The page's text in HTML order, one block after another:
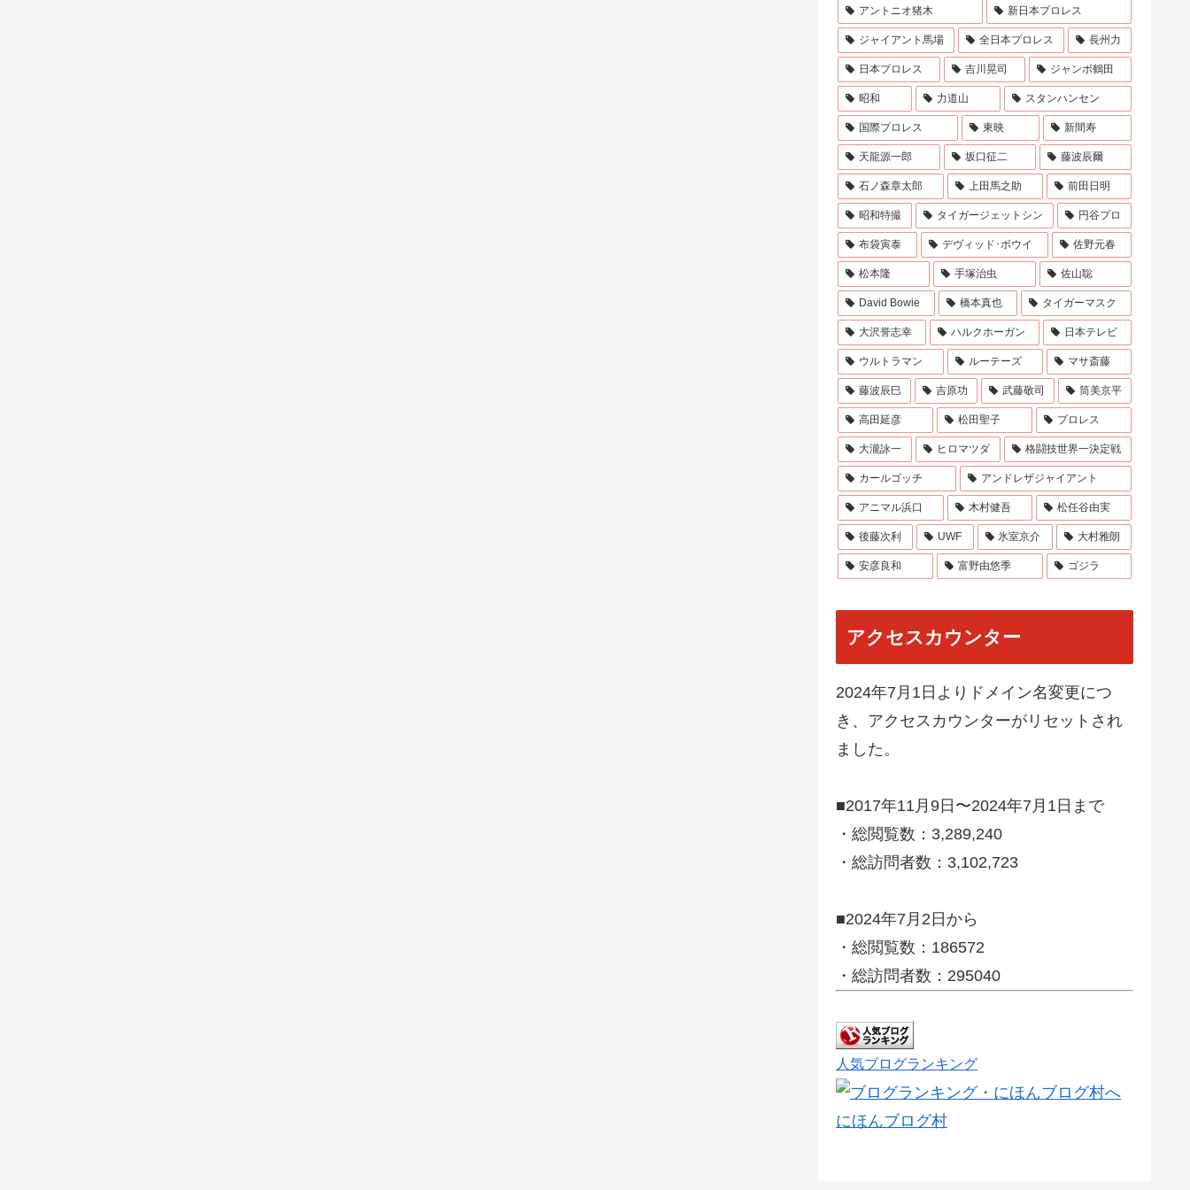
アントニオ猪木 新日本プロレス
ジャイアント馬場 全日本プロレス 長州力
日本プロレス 吉川晃司 ジャンボ鶴田
昭和 力道山 スタンハンセン
国際プロレス 東映 新間寿
天龍源一郎 坂口征二 藤波辰爾
石ノ森章太郎 上田馬之助 前田日明
昭和特撮 タイガージェットシン 円谷プロ
布袋寅泰 デヴィッド･ボウイ 佐野元春
松本隆 手塚治虫 佐山聡
David Bowie 橋本真也 タイガーマスク
大沢誉志幸 ハルクホーガン 日本テレビ
ウルトラマン ルーテーズ マサ斎藤
藤波辰巳 吉原功 武藤敬司 筒美京平
高田延彦 松田聖子 プロレス
大瀧詠一 ヒロマツダ 格闘技世界一決定戦
カールゴッチ アンドレザジャイアント
アニマル浜口 木村健吾 松任谷由実
後藤次利 UWF 氷室京介 大村雅朗
安彦良和 富野由悠季 ゴジラ
アクセスカウンター
2024年7月1日よりドメイン名変更につ
き、アクセスカウンターがリセットされ
ました。
■2017年11月9日〜2024年7月1日まで
・総閲覧数：3,289,240
・総訪問者数：3,102,723
■2024年7月2日から
・総閲覧数：186572
・総訪問者数：295040
人気ブログランキング
にほんブログ村